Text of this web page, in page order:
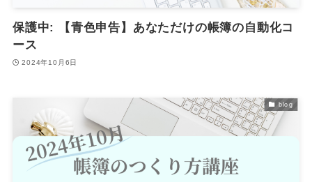
保護中: 【青色申告】あなただけの帳簿の自動化コ
ース
2024年10月6日
blog